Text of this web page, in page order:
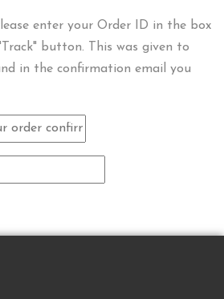
enter your Order ID in the box
button. This was given to
in the confirmation email you